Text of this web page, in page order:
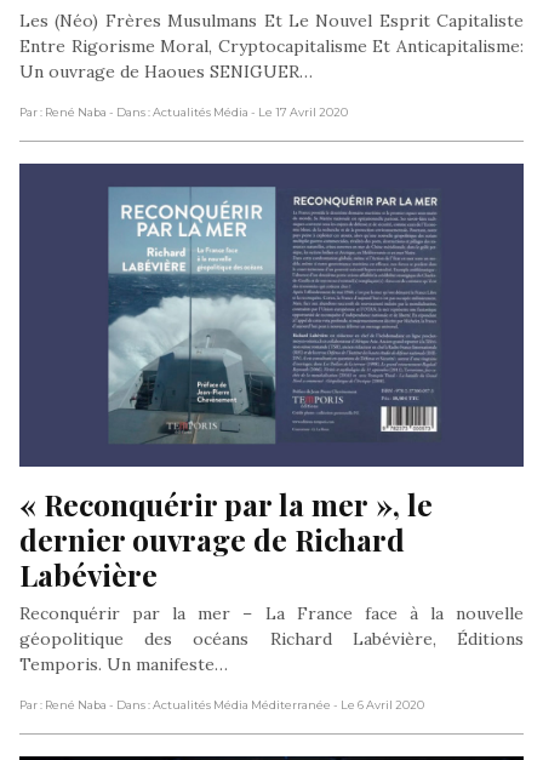
Les (Néo) Frères Musulmans Et Le Nouvel Esprit Capitaliste
Entre Rigorisme Moral, Cryptocapitalisme Et Anticapitalisme:
Un ouvrage de Haoues SENIGUER…
Par : René Naba - Dans : Actualités Média - Le 17 Avril 2020
« Reconquérir par la mer », le
dernier ouvrage de Richard
Labévière
Reconquérir par la mer – La France face à la nouvelle
géopolitique des océans Richard Labévière, Éditions
Temporis. Un manifeste…
Par : René Naba - Dans : Actualités Média Méditerranée - Le 6 Avril 2020